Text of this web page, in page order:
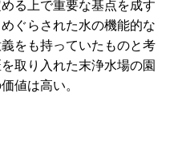
る上で重要な基点を成す
ぐらされた水の機能的な
をも持っていたものと考
取り入れた末浄水場の園
値は高い。